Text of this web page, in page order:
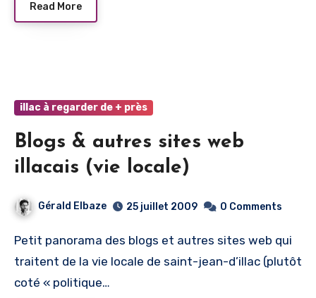
Read More
illac à regarder de + près
Blogs & autres sites web
illacais (vie locale)
Gérald Elbaze 25 juillet 2009 0 Comments
Petit panorama des blogs et autres sites web qui
traitent de la vie locale de saint-jean-d’illac (plutôt
coté « politique…